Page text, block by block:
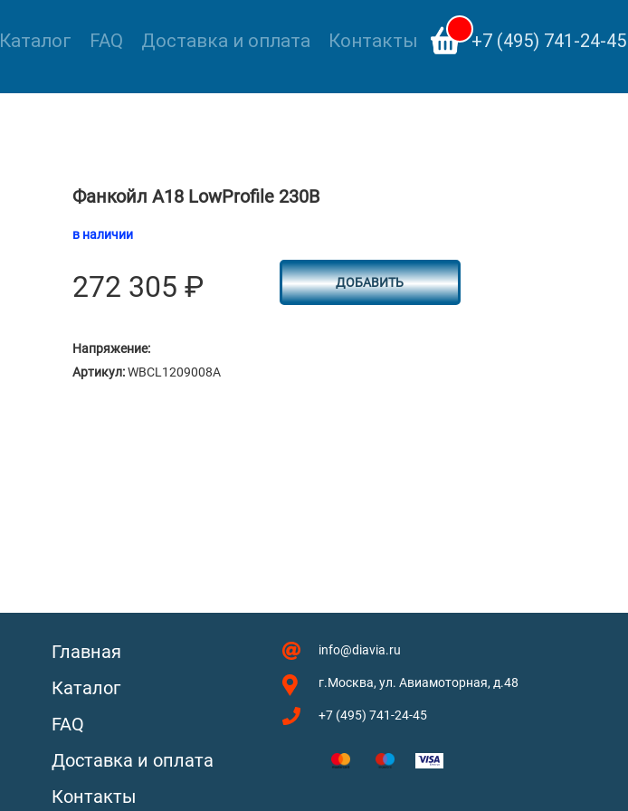
Каталог FAQ Доставка и оплата Контакты +7 (495) 741-24-45
Фанкойл А18 LowProfile 230В
в наличии
272 305 ₽ ДОБАВИТЬ
Напряжение:
Артикул:WBCL1209008A
Главная
Каталог
FAQ
Доставка и оплата
Контакты
info@diavia.ru
г.Москва, ул. Авиамоторная, д.48
+7 (495) 741-24-45